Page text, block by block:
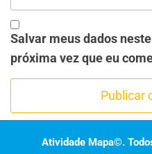
Salvar meus dados
próxima vez que eu
Atividade Mapa©.